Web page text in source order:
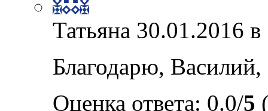
Татьяна 30.01.2016
Благодарю,
Оценка ответа: 0.0/5